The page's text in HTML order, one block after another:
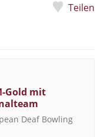
Teilen
Gold mit
Deaf Bowling